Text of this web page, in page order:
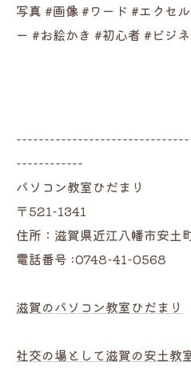
写真 #画像 #ワード #エクセ
ー #お絵かき #初心者 #ビジ
------------
パソコン教室ひだまり
〒521-1341
住所：滋賀県近江八幡市安土
電話番号 :0748-41-0568
滋賀のパソコン教室ひだまり
社交の場として滋賀の安土教